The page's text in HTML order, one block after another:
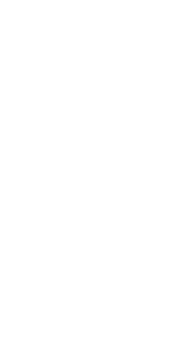
Cup 2026
zwei.